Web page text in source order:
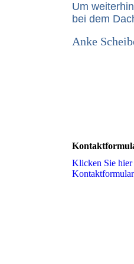
Um
bei dem
Anke
Klicken Sie hier